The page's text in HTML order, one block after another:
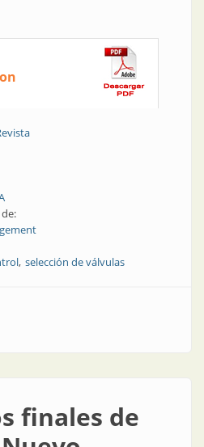
selección de válvulas
finales de control | La adecuada
finales de